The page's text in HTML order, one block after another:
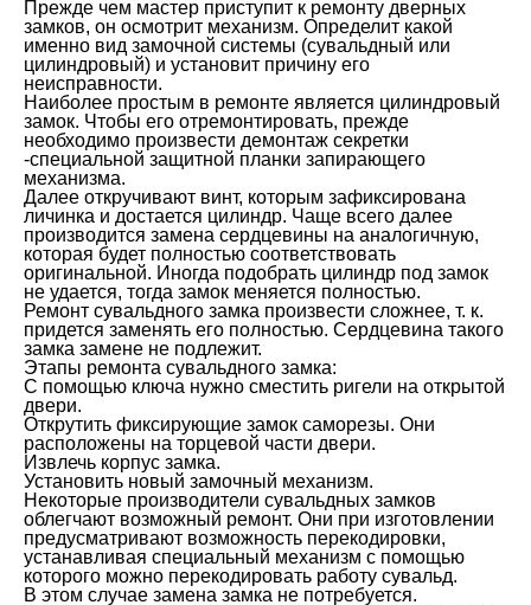
Прежде чем мастер приступит к ремонту дверных
замков, он осмотрит механизм. Определит какой
именно вид замочной системы (сувальдный или
цилиндровый) и установит причину его
неисправности.
Наиболее простым в ремонте является цилиндровый
замок. Чтобы его отремонтировать, прежде
необходимо произвести демонтаж секретки
-специальной защитной планки запирающего
механизма.
Далее откручивают винт, которым зафиксирована
личинка и достается цилиндр. Чаще всего далее
производится замена сердцевины на аналогичную,
которая будет полностью соответствовать
оригинальной. Иногда подобрать цилиндр под замок
не удается, тогда замок меняется полностью.
Ремонт сувальдного замка произвести сложнее, т. к.
придется заменять его полностью. Сердцевина такого
замка замене не подлежит.
Этапы ремонта сувальдного замка:
С помощью ключа нужно сместить ригели на открытой
двери.
Открутить фиксирующие замок саморезы. Они
расположены на торцевой части двери.
Извлечь корпус замка.
Установить новый замочный механизм.
Некоторые производители сувальдных замков
облегчают возможный ремонт. Они при изготовлении
предусматривают возможность перекодировки,
устанавливая специальный механизм с помощью
которого можно перекодировать работу сувальд.
В этом случае замена замка не потребуется.